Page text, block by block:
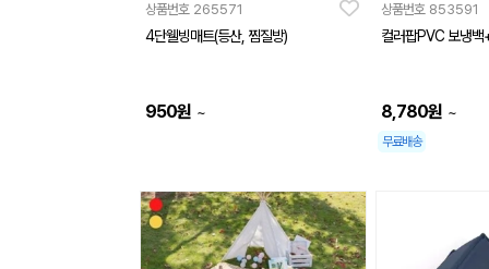
상품번호 265571
4단웰빙매트(등산, 찜질방)
950원 ~
상품번호 853591
컬러팝PVC 보냉백
8,780원 ~
무료배송